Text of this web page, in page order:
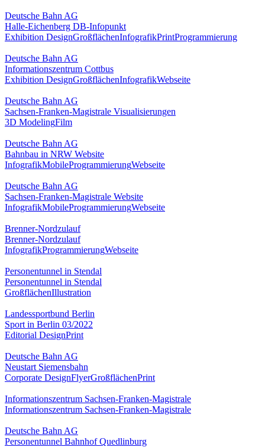
Deutsche Bahn AG
Halle-Eichenberg DB-Infopunkt
Exhibition DesignGroßflächenInfografikPrintProgrammierung
Deutsche Bahn AG
Informationszentrum Cottbus
Exhibition DesignGroßflächenInfografikWebseite
Deutsche Bahn AG
Sachsen-Franken-Magistrale Visualisierungen
3D ModelingFilm
Deutsche Bahn AG
Bahnbau in NRW Website
InfografikMobileProgrammierungWebseite
Deutsche Bahn AG
Sachsen-Franken-Magistrale Website
InfografikMobileProgrammierungWebseite
Brenner-Nordzulauf
Brenner-Nordzulauf
InfografikProgrammierungWebseite
Personentunnel in Stendal
Personentunnel in Stendal
GroßflächenIllustration
Landessportbund Berlin
Sport in Berlin 03/2022
Editorial DesignPrint
Deutsche Bahn AG
Neustart Siemensbahn
Corporate DesignFlyerGroßflächenPrint
Informationszentrum Sachsen-Franken-Magistrale
Informationszentrum Sachsen-Franken-Magistrale
Deutsche Bahn AG
Personentunnel Bahnhof Quedlinburg